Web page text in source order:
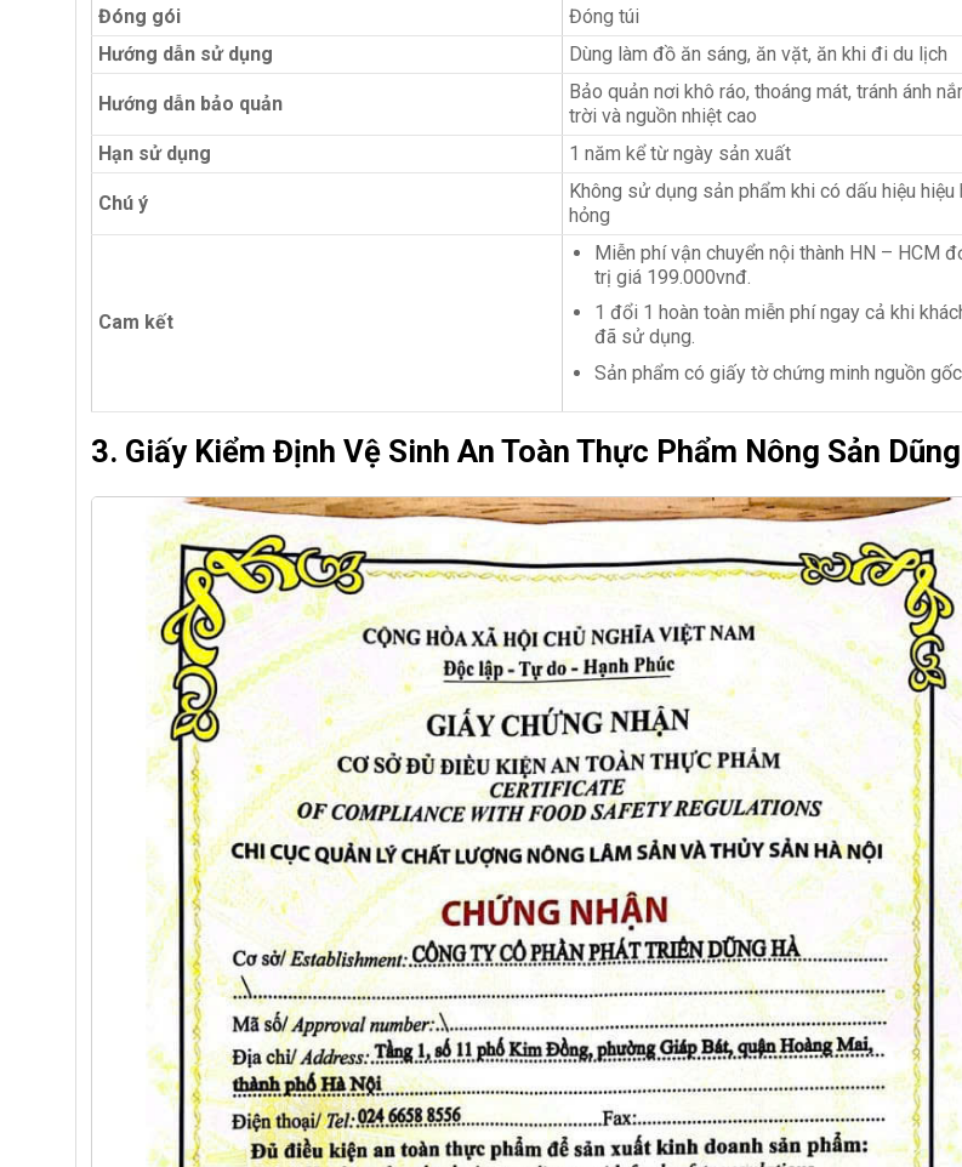
Đóng gói
Đóng túi
Hướng dẫn sử dụng
Dùng làm đồ ăn sáng, ăn vặt, ăn khi đi du lịch
Hướng dẫn bảo quản
Bảo quản nơi khô ráo, thoáng mát, tránh ánh
trời và nguồn nhiệt cao
Hạn sử dụng
1 năm kể từ ngày sản xuất
Chú ý
Không sử dụng sản phẩm khi có dấu hiệu hiệu
hỏng
Cam kết
Miễn phí vận chuyển nội thành HN – HCM
trị giá 199.000vnđ.
1 đổi 1 hoàn toàn miễn phí ngay cả khi
đã sử dụng.
Sản phẩm có giấy tờ chứng minh nguồn
3. Giấy Kiểm Định Vệ Sinh An Toàn Thực Phẩm Nông Sản